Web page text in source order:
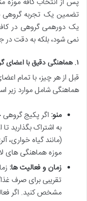
تضمین یک تجربه
یک دورهمی گروهی در
نمی شود، بلکه به دقت در
۱. هماهنگی دقیق با اعضای گروه
قبل از هر چیز، با تمام
هماهنگی شامل موارد زیر
منو: اگر پکیج گروهی
به اشتراک بگذارید
(مانند گیاه خواری،
موزه هماهنگی های
زمان و فعالیت ها:
تقریبی برای صرف
مشخص کنید. اگر